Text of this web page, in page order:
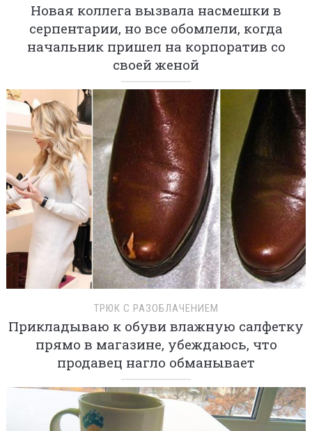
Новая коллега вызвала насмешки в
серпентарии, но все обомлели, когда
начальник пришел на корпоратив со
своей женой
ТРЮК С РАЗОБЛАЧЕНИЕМ
Прикладываю к обуви влажную салфетку
прямо в магазине, убеждаюсь, что
продавец нагло обманывает